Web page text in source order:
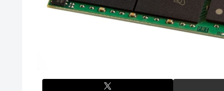
New! 女芸人の吉住さん（36）メイクしたら普通に美人
大竹しのぶ「戦争放棄の国であり続けよう」←この
【動画】タイのティパンコーン王子が日本人女性
「ドラクエ11」攻略感想(54/クリア後)マルティナ
私の彼に裏表がなさすぎる 第3話
New! 海外「日本なんて行くんじゃなかった…」 日本を
【画像】はいだしょうこ（47）「こんなオバサン
【悲報】コメ卸大手さん、営業利益83％減 高値
【避難所】キッチンカー、から揚げや麺類提供
New! ドワンゴ川上「みい山への『障害者への配慮が足